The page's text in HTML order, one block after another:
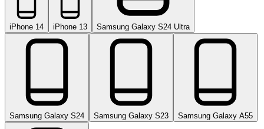
iPhone 14 iPhone 13 Samsung Galaxy S24 Ultra
Samsung Galaxy S24 Samsung Galaxy S23 Samsung Galaxy A55